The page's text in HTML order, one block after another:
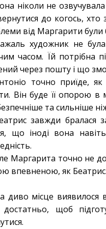
ніколи не
до когось,
від Маргарити
художник не
часом. Їй потрібна
через пошту і що
точно приїде,
Він буде її опорою
та сильніше
завжди бралася
що іноді вона
Маргарита точно не
впевненою, як
диво місце виявилося
щоб